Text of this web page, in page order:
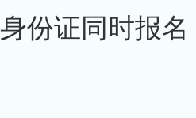
份证同时报